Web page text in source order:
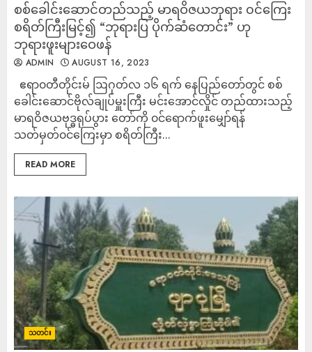
စစ်ခေါင်းဆောင်တည်သည့် မာရဝိဇယဘုရား ၀င်ကြေး
စရိတ်ကြီးမြင့်၍ “ဘုရားပြ ပိုက်ဆံတောင်း” ဟု
ဘုရားဖူးများဝေဖန်
ADMIN AUGUST 16, 2023
ဧရာ၀တီတိုင်းမ် ဩဂုတ်လ ၁၆ ရက် နေပြည်တော်တွင် စစ်
ခေါင်းဆောင်ဗိုလ်ချုပ်မှူးကြီး မင်းအောင်လှိုင် တည်ထားသည့်
မာရဝိဇယဗုဒ္ဓရုပ်ပွား တော်ကို ၀င်ရောက်ဖူးမျှော်ရန်
သတ်မှတ်၀င်ကြေးမှာ စရိတ်ကြီး...
READ MORE
သတင်း